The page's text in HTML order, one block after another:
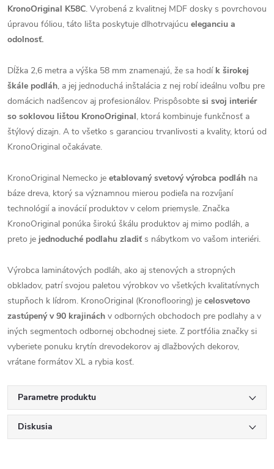
KronoOriginal K58C. Vyrobená z kvalitnej MDF dosky s povrchovou
úpravou fóliou, táto lišta poskytuje dlhotrvajúcu eleganciu a
odolnosť.
Dĺžka 2,6 metra a výška 58 mm znamenajú, že sa hodí k širokej
škále podláh, a jej jednoduchá inštalácia z nej robí ideálnu voľbu pre
domácich nadšencov aj profesionálov. Prispôsobte si svoj interiér
so soklovou lištou KronoOriginal, ktorá kombinuje funkčnosť a
štýlový dizajn. A to všetko s garanciou trvanlivosti a kvality, ktorú od
KronoOriginal očakávate.
KronoOriginal Nemecko je etablovaný svetový výrobca podláh na
báze dreva, ktorý sa významnou mierou podieľa na rozvíjaní
technológií a inovácií produktov v celom priemysle. Značka
KronoOriginal ponúka širokú škálu produktov aj mimo podláh, a
preto je jednoduché podlahu zladiť s nábytkom vo vašom interiéri.
Výrobca laminátových podláh, ako aj stenových a stropných
obkladov, patrí svojou paletou výrobkov vo všetkých kvalitatívnych
stupňoch k lídrom. KronoOriginal (Kronoflooring) je celosvetovo
zastúpený v 90 krajinách v odborných obchodoch pre podlahy a v
iných segmentoch odbornej obchodnej siete. Z portfólia značky si
vyberiete ponuku krytín drevodekorov aj dlažbových dekorov,
vrátane formátov XL a rybia kosť.
Parametre produktu
Diskusia